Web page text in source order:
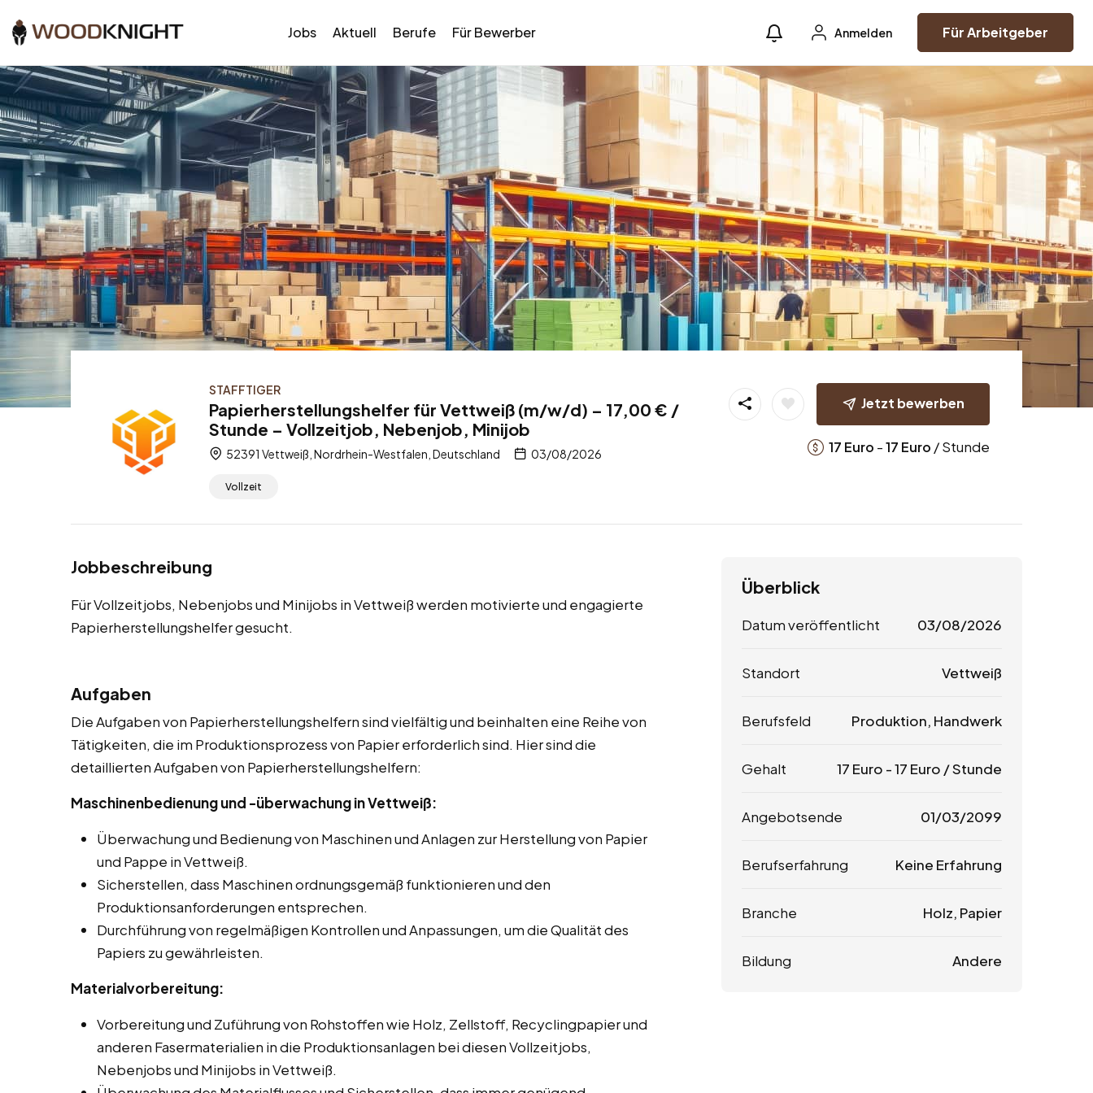
Jobs Aktuell Berufe Für Bewerber Anmelden Für Arbeitgeber
STAFFTIGER
Papierherstellungshelfer für Vettweiß (m/w/d) – 17,00 € /
Stunde – Vollzeitjob, Nebenjob, Minijob
52391 Vettweiß, Nordrhein-Westfalen, Deutschland 03/08/2026
Vollzeit
Jetzt bewerben
17 Euro -17 Euro / Stunde
Jobbeschreibung
Für Vollzeitjobs, Nebenjobs und Minijobs in Vettweiß werden motivierte und engagierte
Papierherstellungshelfer gesucht.
Aufgaben
Die Aufgaben von Papierherstellungshelfern sind vielfältig und beinhalten eine Reihe von
Tätigkeiten, die im Produktionsprozess von Papier erforderlich sind. Hier sind die
detaillierten Aufgaben von Papierherstellungshelfern:
Maschinenbedienung und -überwachung in Vettweiß:
Überwachung und Bedienung von Maschinen und Anlagen zur Herstellung von Papier
und Pappe in Vettweiß.
Sicherstellen, dass Maschinen ordnungsgemäß funktionieren und den
Produktionsanforderungen entsprechen.
Durchführung von regelmäßigen Kontrollen und Anpassungen, um die Qualität des
Papiers zu gewährleisten.
Materialvorbereitung:
Vorbereitung und Zuführung von Rohstoffen wie Holz, Zellstoff, Recyclingpapier und
anderen Fasermaterialien in die Produktionsanlagen bei diesen Vollzeitjobs,
Nebenjobs und Minijobs in Vettweiß.
Überblick
Datum veröffentlicht 03/08/2026
Standort Vettweiß
Berufsfeld Produktion, Handwerk
Gehalt 17 Euro -17 Euro / Stunde
Angebotsende 01/03/2099
Berufserfahrung Keine Erfahrung
Branche Holz, Papier
Bildung Andere